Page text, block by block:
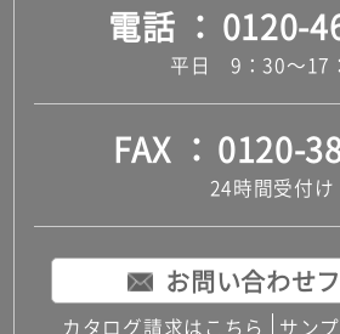
電話 0120-
平日 9：30～17
FAX 0120-
24時間受付け
お問い合わせ
カタログ請求はこちら サン